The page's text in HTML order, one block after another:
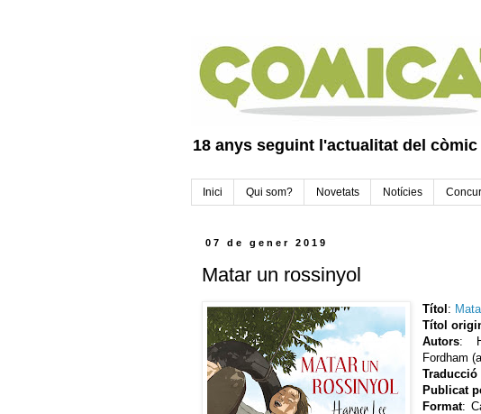
18 anys seguint l'actualitat del còmic
Inici Qui som? Novetats Notícies
07 de gener 2019
Matar un rossinyol
Títol :
Títol
Autors:
Fordham
Traducció
Publicat
Format: